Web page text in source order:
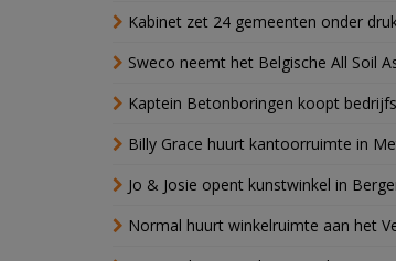
Kabinet zet 24 gemeenten onder
Sweco neemt het Belgische All Soil
Kaptein Betonboringen koopt
Billy Grace huurt kantoorruimte in
Jo & Josie opent kunstwinkel in
Normal huurt winkelruimte aan het